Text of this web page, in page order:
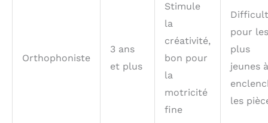
Orthophoniste
3 ans
et plus
Stimule
la
créativité,
bon pour
la
motricité
fine
pour les
plus
jeunes à
les